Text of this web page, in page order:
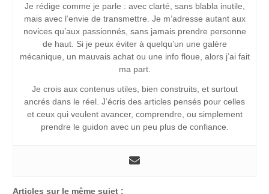
Je rédige comme je parle : avec clarté, sans blabla inutile,
mais avec l’envie de transmettre. Je m’adresse autant aux
novices qu’aux passionnés, sans jamais prendre personne
de haut. Si je peux éviter à quelqu’un une galère
mécanique, un mauvais achat ou une info floue, alors j’ai fait
ma part.
Je crois aux contenus utiles, bien construits, et surtout
ancrés dans le réel. J’écris des articles pensés pour celles
et ceux qui veulent avancer, comprendre, ou simplement
prendre le guidon avec un peu plus de confiance.
Articles sur le même sujet :